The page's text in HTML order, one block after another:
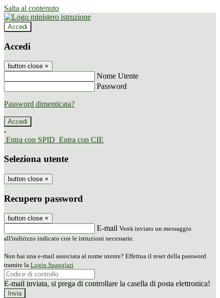
Salta al contenuto
Accedi
Accedi
button close ×
Nome Utente
Password
Password dimenticata?
-
Entra con SPID Entra con CIE
Seleziona utente
button close ×
Recupero password
button close ×
E-mail Verrà inviato un messaggio
all'indirizzo indicato con le istruzioni necessarie.
Non hai una e-mail associata al nome utente? Effettua il reset della password
tramite la Login Spaggiari
E-mail inviata, si prega di controllare la casella di posta elettronica!